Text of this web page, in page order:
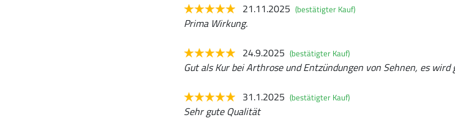
21.11.2025 (bestätigter Kauf)
Prima Wirkung.
24.9.2025 (bestätigter Kauf)
Gut als Kur bei Arthrose und Entzündungen von Sehnen, es wird
31.1.2025 (bestätigter Kauf)
Sehr gute Qualität